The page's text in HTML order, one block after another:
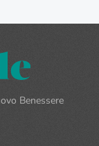
Benessere